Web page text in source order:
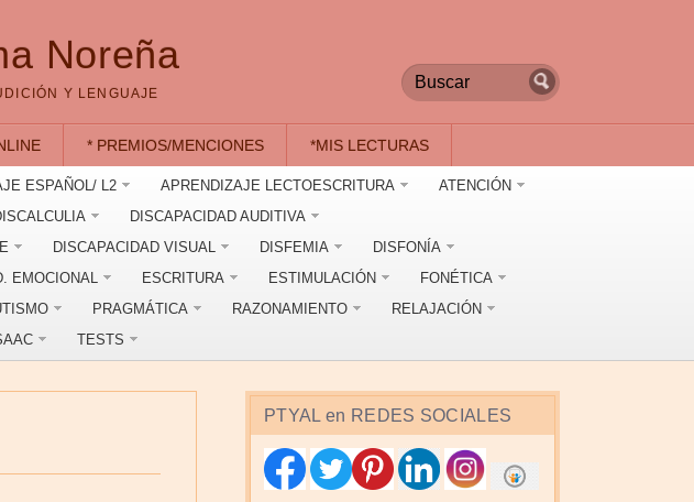
Noreña
Y LENGUAJE
* PREMIOS/MENCIONES *MIS LECTURAS
ESPAÑOL/ L2 APRENDIZAJE LECTOESCRITURA
ATENCIÓN
DISCAPACIDAD AUDITIVA
DISCAPACIDAD VISUAL DISFEMIA
DISFONÍA
EMOCIONAL ESCRITURA ESTIMULACIÓN
FONÉTICA
PRAGMÁTICA RAZONAMIENTO
RELAJACIÓN
TESTS
PTYAL en REDES SOCIALES